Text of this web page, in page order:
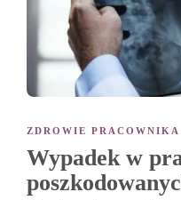
ZDROWIE PRACOWNIKA
Wypadek w